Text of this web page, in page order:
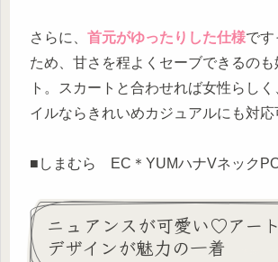
さらに、 首元がゆったりした仕様です
ため、甘さを程よくセーブできるの
ト。スカートと合わせれば女性らし
イルならきれいめカジュアルにも対応
■しまむら EC＊YUMハナVネック
ニュアンスが可愛い♡アー
デザインが魅力の一着